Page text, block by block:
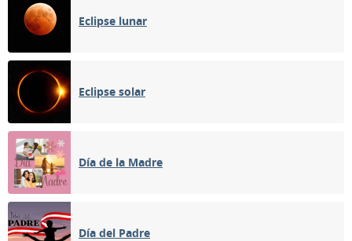
Eclipse lunar
Eclipse solar
Día de la Madre
Día del Padre